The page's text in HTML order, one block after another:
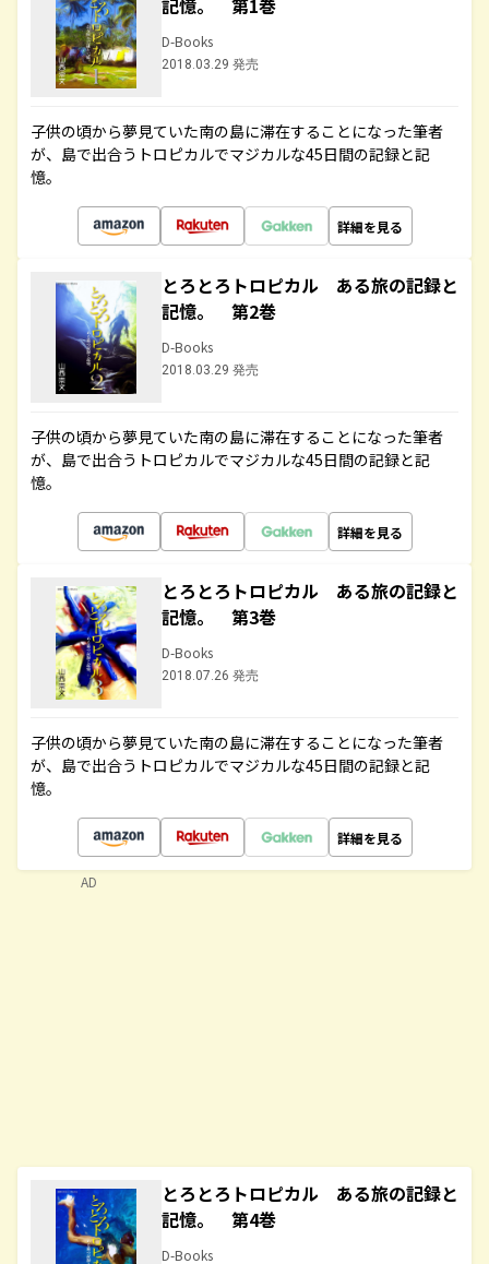
記憶。 第1巻
D-Books
2018.03.29 発売
子供の頃から夢見ていた南の島に滞在することになった筆者
が、島で出合うトロピカルでマジカルな45日間の記録と記
憶。
詳細を見る
とろとろトロピカル ある旅の記録と
記憶。 第2巻
D-Books
2018.03.29 発売
子供の頃から夢見ていた南の島に滞在することになった筆者
が、島で出合うトロピカルでマジカルな45日間の記録と記
憶。
詳細を見る
とろとろトロピカル ある旅の記録と
記憶。 第3巻
D-Books
2018.07.26 発売
子供の頃から夢見ていた南の島に滞在することになった筆者
が、島で出合うトロピカルでマジカルな45日間の記録と記
憶。
詳細を見る
とろとろトロピカル ある旅の記録と
記憶。 第4巻
D-Books
AD